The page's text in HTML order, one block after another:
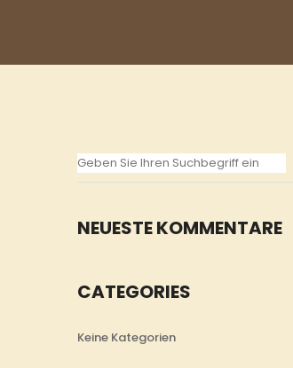
NEUESTE KOMMENTARE
CATEGORIES
Keine Kategorien